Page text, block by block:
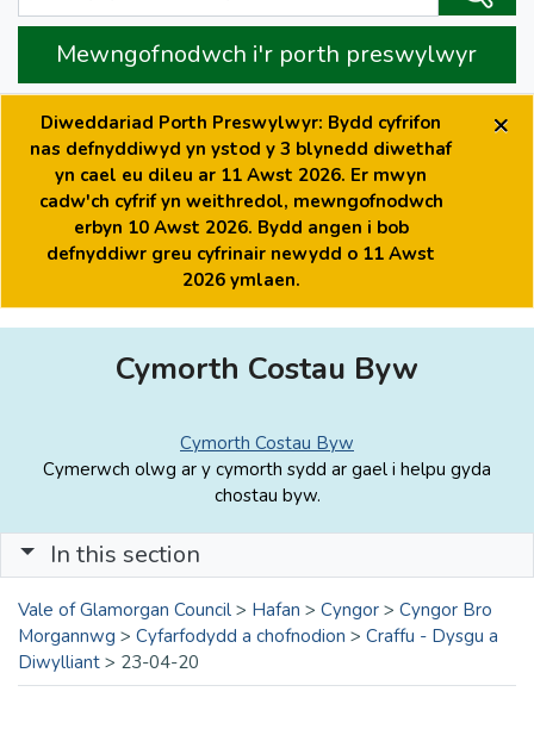
Mewngofnodwch i'r porth preswylwyr
Diweddariad Porth Preswylwyr: Bydd cyfrifon
nas defnyddiwyd yn ystod y 3 blynedd diwethaf
yn cael eu dileu ar 11 Awst 2026. Er mwyn
cadw'ch cyfrif yn weithredol, mewngofnodwch
erbyn 10 Awst 2026. Bydd angen i bob
defnyddiwr greu cyfrinair newydd o 11 Awst
2026 ymlaen.
×
Cymorth Costau Byw
Cymorth Costau Byw
Cymerwch olwg ar y cymorth sydd ar gael i helpu gyda
chostau byw.
In this section
Vale of Glamorgan Council > Hafan > Cyngor > Cyngor Bro
Morgannwg > Cyfarfodydd a chofnodion > Craffu - Dysgu a
Diwylliant > 23-04-20